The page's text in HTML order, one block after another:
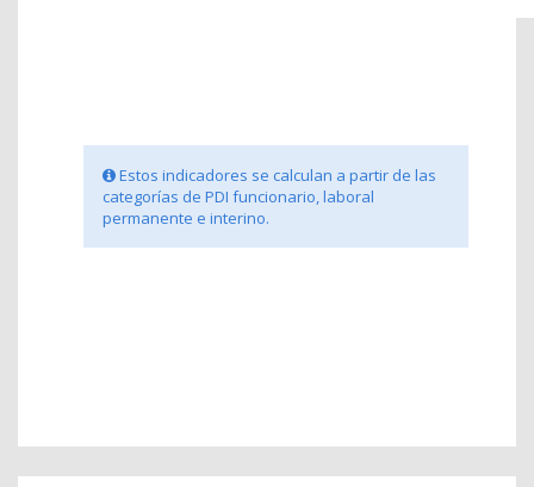
Estos indicadores se calculan a partir de las
categorías de PDI funcionario, laboral
permanente e interino.